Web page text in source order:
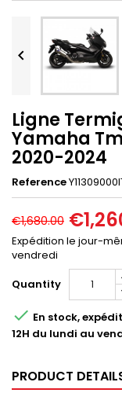

Ligne
Yamaha
2020-2024
Reference
€1,680.00
Expédition le jour-
vendredi
Quantity
 En stock,
12H du lundi au
PRODUCT